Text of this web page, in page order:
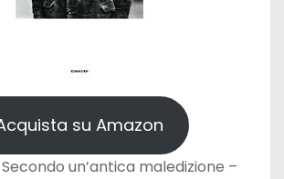
su Amazon
un’antica maledizione –